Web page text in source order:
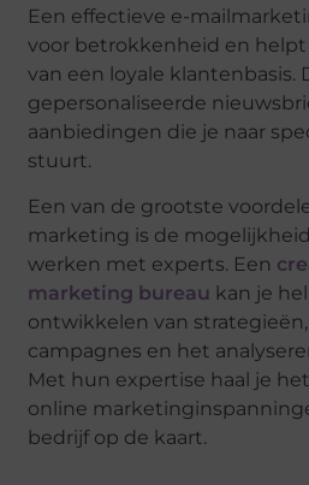
Een effectieve e-
voor betrokkenheid en
van een loyale klantenbasis.
gepersonaliseerde
aanbiedingen die je naar
stuurt.
Een van de grootste
marketing is de
werken met experts. Een
marketing bureau kan je
ontwikkelen van
campagnes en het
Met hun expertise haal je
online
bedrijf op de kaart.